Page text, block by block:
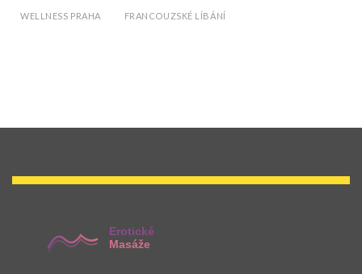
WELLNESS PRAHA FRANCOUZSKÉ LÍBÁNÍ